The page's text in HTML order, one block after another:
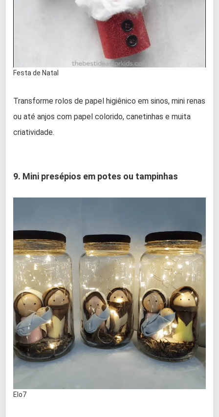
Festa de Natal
Transforme rolos de papel higiênico em sinos, mini renas
ou até anjos com papel colorido, canetinhas e muita
criatividade.
9. Mini presépios em potes ou tampinhas
Elo7